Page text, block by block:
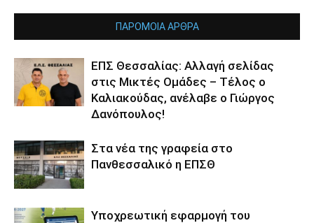
ΠΑΡΟΜΟΙΑ ΑΡΘΡΑ
ΕΠΣ Θεσσαλίας: Αλλαγή σελίδας
στις Μικτές Ομάδες – Τέλος ο
Καλιακούδας, ανέλαβε ο Γιώργος
Δανόπουλος!
Στα νέα της γραφεία στο
Πανθεσσαλικό η ΕΠΣΘ
Υποχρεωτική εφαρμογή του